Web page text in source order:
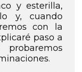
y esterilla,
y, cuando
con la
paso a